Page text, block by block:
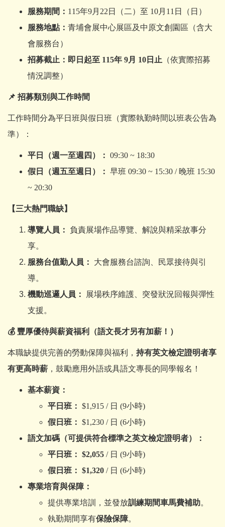
服務期間： 115年9月22日（二）至 10月11日（日）
服務地點： 青埔會展中心展區及中原文創園區（含大
會服務台）
招募截止：即日起至 115年 9月 10日止 （依實際招募
情況調整）
📌 招募類別與工作時間
工作時間分為平日班與假日班（實際執勤時間以班表公告為
準）：
平日（週一至週四）： 09:30 ~ 18:30
假日（週五至週日）： 早班 09:30 ~ 15:30 / 晚班 15:30
~ 20:30
【三大熱門職缺】
導覽人員：
負責展場作品導覽、解說與精采故事分
享。
服務台值勤人員：
大會服務台諮詢、民眾接待與引
導。
機動巡邏人員：
展場秩序維護、突發狀況回報與彈性
支援。
💰 豐厚優待與薪資福利（語文長才另有加薪！）
本職缺提供完善的勞動保障與福利， 持有英文檢定證明者享
有更高時薪 ，鼓勵應用外語或具語文專長的同學報名！
基本薪資：
平日班： $1,915 / 日 (9小時)
假日班： $1,230 / 日 (6小時)
語文加碼（可提供符合標準之英文檢定證明者）：
平日班： $2,055 / 日 (9小時)
假日班： $1,320 / 日 (6小時)
專業培育與保障：
提供專業培訓，並發放訓練期間車馬費補助。
執勤期間享有保險保障。